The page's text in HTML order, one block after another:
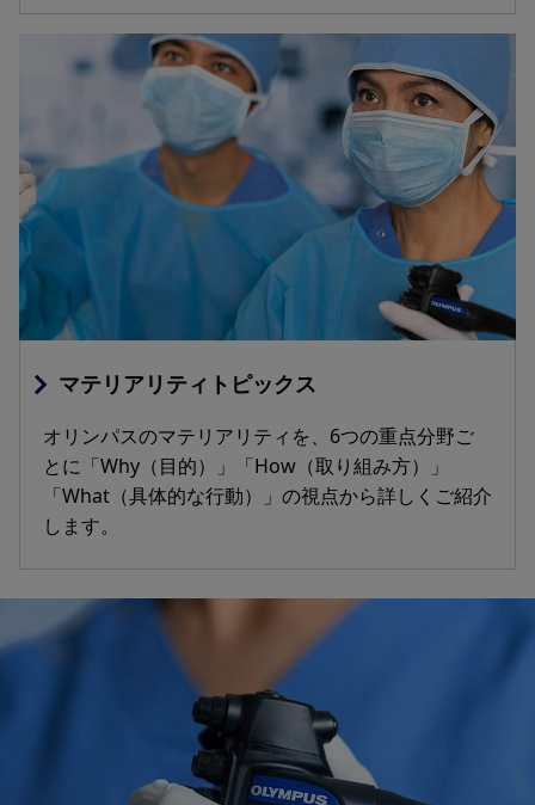
マテリアリティトピックス
オリンパスのマテリアリティを、6つの重点分野ご
とに「Why（目的）」「How（取り組み方）」
「What（具体的な行動）」の視点から詳しくご紹介
します。